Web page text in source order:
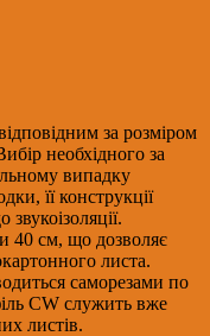
за розміром
необхідного за
випадку
її конструкції
40 см, що дозволяє
листа.
саморезами по
CW служить вже
листів.